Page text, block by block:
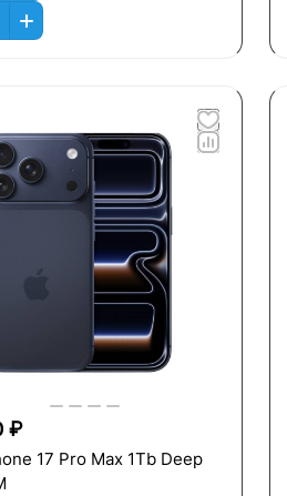
₽
17 Pro Max 1Tb Deep